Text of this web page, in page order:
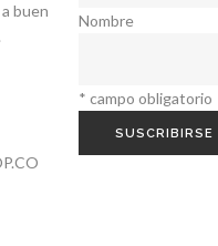
buen
Nombre
* campo obligatorio